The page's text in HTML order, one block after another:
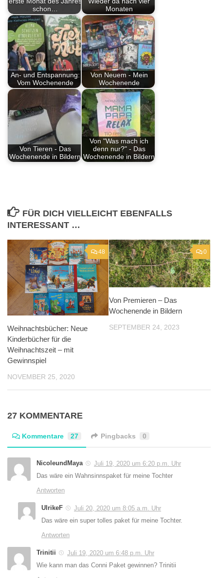
schon…
Monaten
An- und Entspannung:
Vom Wochenende
Von Neuem - Mein
Wochenende
Von Tieren - Das
Wochenende in Bildern
Von "Was mach ich
denn nur?" - Das
Wochenende in Bildern
FÜR DICH VIELLEICHT EBENFALLS
INTERESSANT …
48
Weihnachtsbücher: Neue
Kinderbücher für die
Weihnachtszeit – mit
Gewinnspiel
NOVEMBER 25, 2020
0
Von Premieren – Das
Wochenende in Bildern
SEPTEMBER 24, 2023
27 KOMMENTARE
Kommentare 27 Pingbacks 0
NicoleundMaya
Juli 19, 2020 um 6:20 p.m. Uhr
Das wäre ein Wahnsinnspaket für meine Tochter
Antworten
UlrikeF
Juli 20, 2020 um 8:05 a.m. Uhr
Das wäre ein super tolles paket für meine Tochter.
Antworten
Trinitii
Juli 19, 2020 um 6:48 p.m. Uhr
Wie kann man das Conni Paket gewinnen? Trinitii